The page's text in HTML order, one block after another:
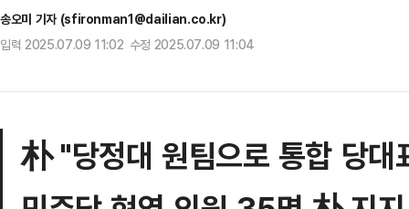
송오미 기자 (sfironman1@dailian.co.kr)
입력 2025.07.09 11:02 수정 2025.07.09 11:04
朴 "당정대 원팀으로 통합 당대